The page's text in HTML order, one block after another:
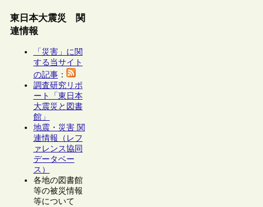
東日本大震災 関
連情報
「災害」に関
する当サイト
の記事：
調査研究リポ
ート「東日本
大震災と図書
館」
地震・災害 関
連情報（レフ
ァレンス協同
データベー
ス）
各地の図書館
等の被災情報
等について